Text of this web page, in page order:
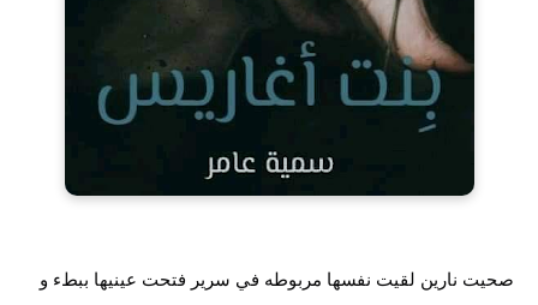
صحيت نارين لقيت نفسها مربوطه في سرير فتحت عينيها ببطء و